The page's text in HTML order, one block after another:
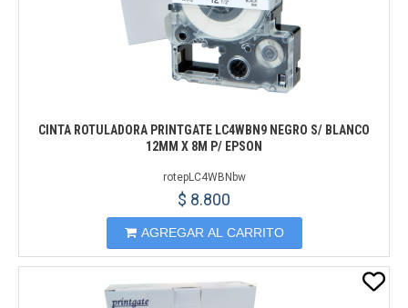
CINTA ROTULADORA PRINTGATE LC4WBN9 NEGRO S/ BLANCO
12MM X 8M P/ EPSON
rotepLC4WBNbw
$ 8.800
AGREGAR AL CARRITO